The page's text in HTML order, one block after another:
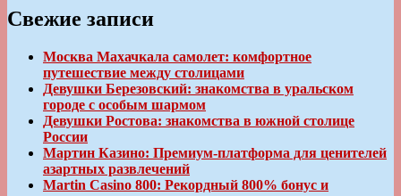
Свежие записи
Москва Махачкала самолет: комфортное
путешествие между столицами
Девушки Березовский: знакомства в уральском
городе с особым шармом
Девушки Ростова: знакомства в южной столице
России
Мартин Казино: Премиум-платформа для ценителей
азартных развлечений
Martin Casino 800: Рекордный 800% бонус и